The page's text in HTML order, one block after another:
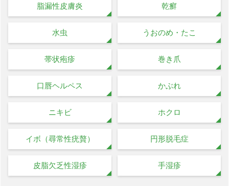
脂漏性皮膚炎 乾癬
水虫 うおのめ・たこ
帯状疱疹 巻き爪
口唇ヘルペス かぶれ
ニキビ ホクロ
イボ（尋常性疣贅） 円形脱毛症
皮脂欠乏性湿疹 手湿疹